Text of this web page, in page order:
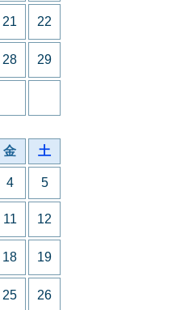
21 22
28 29
金 土
4 5
11 12
18 19
25 26